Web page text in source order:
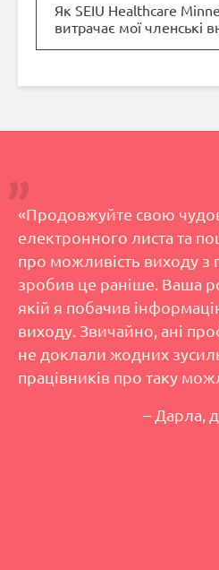
Як SEIU Healthcare
витрачає мої членські
«Продовжуйте свою
електронного листа та
про можливість виходу з
зробив це раніше. Ваша
якій я побачив
виходу. Звичайно, ані
не доклали жодних
працівників про таку
– Дарла,